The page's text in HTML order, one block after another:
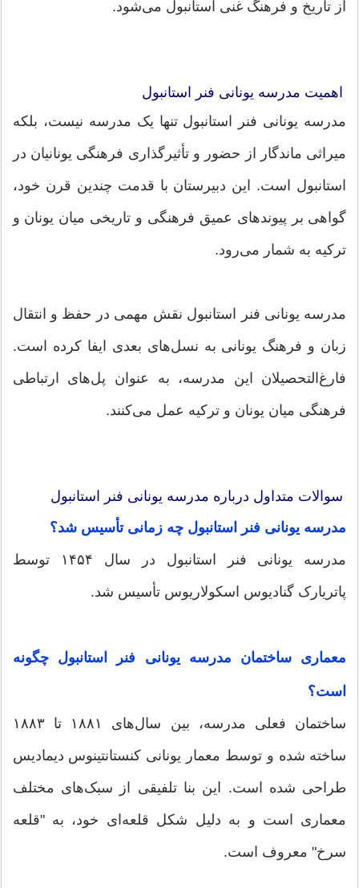
از تاریخ و فرهنگ غنی استانبول می‌شود.
اهمیت مدرسه یونانی فنر استانبول
مدرسه یونانی فنر استانبول تنها یک مدرسه نیست، بلکه
میراثی ماندگار از حضور و تأثیرگذاری فرهنگی یونانیان در
استانبول است. این دبیرستان با قدمت چندین قرن خود،
گواهی بر پیوندهای عمیق فرهنگی و تاریخی میان یونان و
ترکیه به شمار می‌رود.
مدرسه یونانی فنر استانبول نقش مهمی در حفظ و انتقال
زبان و فرهنگ یونانی به نسل‌های بعدی ایفا کرده است.
فارغ‌التحصیلان این مدرسه، به عنوان پل‌های ارتباطی
فرهنگی میان یونان و ترکیه عمل می‌کنند.
سوالات متداول درباره مدرسه یونانی فنر استانبول
مدرسه یونانی فنر استانبول چه زمانی تأسیس شد؟
مدرسه یونانی فنر استانبول در سال ۱۴۵۴ توسط
پاتریارک گنادیوس اسکولاریوس تأسیس شد.
معماری ساختمان مدرسه یونانی فنر استانبول چگونه
است؟
ساختمان فعلی مدرسه، بین سال‌های ۱۸۸۱ تا ۱۸۸۳
ساخته شده و توسط معمار یونانی کنستانتینوس دیمادیس
طراحی شده است. این بنا تلفیقی از سبک‌های مختلف
معماری است و به دلیل شکل قلعه‌ای خود، به "قلعه
سرخ" معروف است.